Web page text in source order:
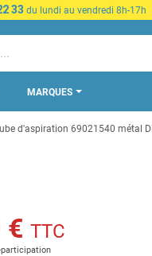
33 du lundi au vendredi 8h-17h
MARQUES
d'aspiration 69021540 métal
€ TTC
participation